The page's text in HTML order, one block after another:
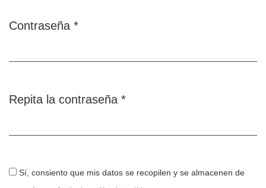
Contraseña *
Repita la contraseña *